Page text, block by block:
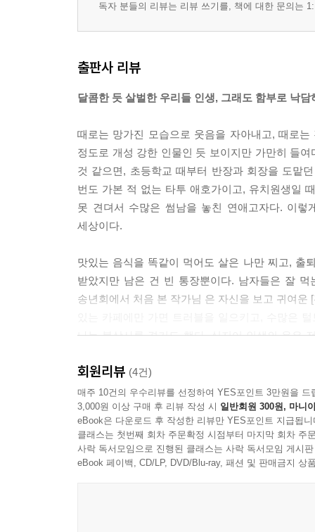
독자 분들의 리뷰는 리뷰 쓰기를, 책에 대한 문의는
출판사 리뷰
달콤한 듯 살벌한 우리들 인생, 그래도 함부로 낙담
때로는 망가진 모습으로 웃음을 자아내고, 때로
정도로 개성 강한 인물인 듯 보이지만 가만히 들
것 같으면, 초등학교 때부터 반장과 회장을 도맡
번도 가본 적 없는 타투 애호가이고, 유치원생일
못 견뎌서 수많은 썸남을 놓친 연애고자다. 이
세상이다.
맛있는 음식을 똑같이 먹어도 살은 나만 찌고, 출
받았지만 남은 건 빈 통장뿐이다. 남자들은 잘
송년회에서 처음 본 작가님 은 자신을 보고 귀여
나는 불상사를 겪기도 했다. 심지어 인생의 운은
그러나 온갖 예측불허한 사건과 연이어 닥친 고
앞날에 대한 두려움, 삶의 애환과 아이러니한
버내노가 자꾸 외치는 ‘괜찮아yo’라는 말을 듣고
버티는 우리도 버내노와 같이 시행착오를 경험하
소중함을 알게 되면서 어느새 힘을 얻는다. 불안
회원리뷰 (4건)
매주 10건의 우수리뷰를 선정하여 YES포인트 3만원을 드
3,000원 이상 구매 후 리뷰 작성 시 일반회원 300원, 마니
eBook은 다운로드 후 작성한 리뷰만 YES포인트 지급됩니
클래스는 첫번째 회차 주문확정 시점부터 마지막 회차 주
사락 독서모임으로 진행된 클래스는 사락 독서모임 게시
eBook 페이백, CD/LP, DVD/Blu-ray, 패션 및 판매금지 상